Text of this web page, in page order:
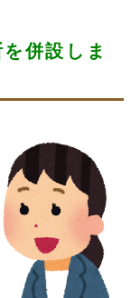
併設しま